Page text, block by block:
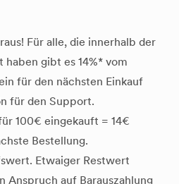
Für alle, die innerhalb der
haben gibt es 14%* vom
für den nächsten Einkauf
für den Support.
100€ eingekauft = 14€
Bestellung.
Etwaiger Restwert
Anspruch auf Barauszahlung